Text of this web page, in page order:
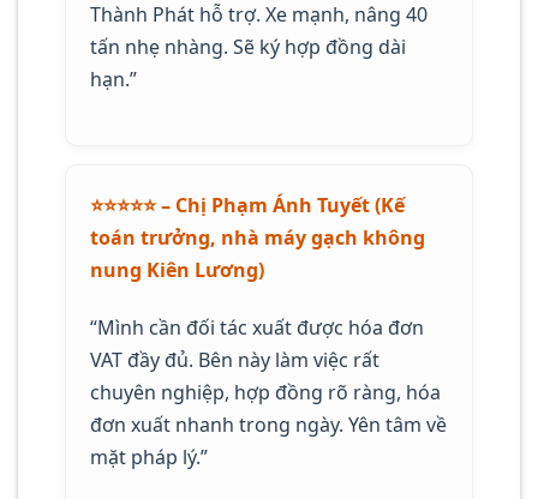
Thành Phát hỗ trợ. Xe mạnh, nâng 40
tấn nhẹ nhàng. Sẽ ký hợp đồng dài
hạn.”
⭐️⭐️⭐️⭐️⭐️ – Chị Phạm Ánh Tuyết (Kế
toán trưởng, nhà máy gạch không
nung Kiên Lương)
“Mình cần đối tác xuất được hóa đơn
VAT đầy đủ. Bên này làm việc rất
chuyên nghiệp, hợp đồng rõ ràng, hóa
đơn xuất nhanh trong ngày. Yên tâm về
mặt pháp lý.”